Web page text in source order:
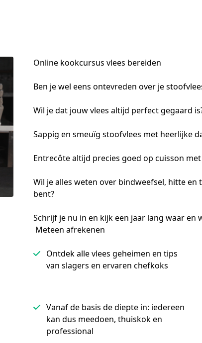
Online kookcursus vlees bereiden
Ben je wel eens ontevreden over je
Wil je dat jouw vlees altijd perfect gegaard
Sappig en smeuïg stoofvlees met heerlijke
Entrecôte altijd precies goed op cuisson
Wil je alles weten over bindweefsel, hitte
bent?
Schrijf je nu in en kijk een jaar lang waar en
Meteen afrekenen
Ontdek alle vlees geheimen en tips
van slagers en ervaren chefkoks
Vanaf de basis de diepte in: iedereen
kan dus meedoen, thuiskok en
professional